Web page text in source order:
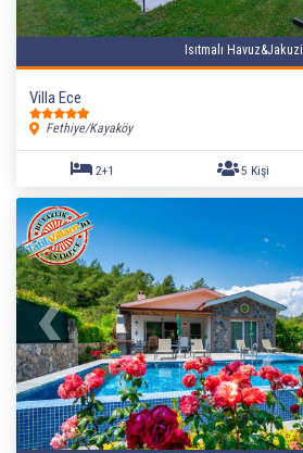
Isıtmalı Havuz&Jakuzi
Villa Ece
Fethiye/Kayaköy